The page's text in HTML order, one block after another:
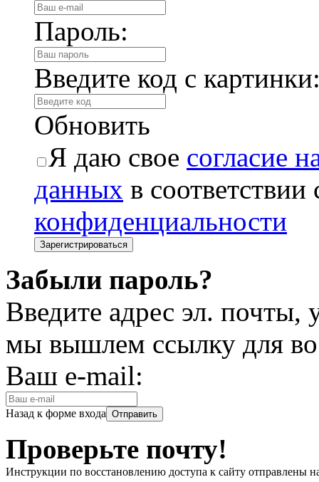
Пароль:
Введите код с
Обновить
Я даю свое согласие
данных в соответствии
конфиденциальности
Забыли пароль?
Введите адрес эл. почты,
мы вышлем ссылку для
Ваш e-mail:
Назад к форме входа
Проверьте почту!
Инструкции по восстановлению доступа к сайту отправлены